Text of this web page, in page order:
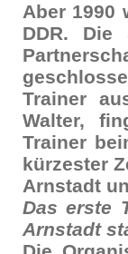
Aber 1990
DDR.
Trainer
Walter,
Trainer
kürzester
Arnstadt
Das erste
Arnstadt